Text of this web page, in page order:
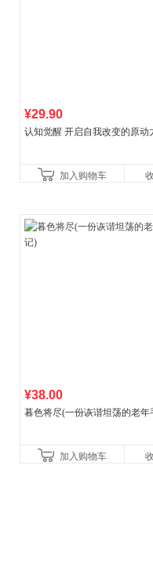
¥29.90
认知觉醒 开启自我改变的原动
加入购物车
¥38.00
暮色将尽(一份诙谐坦荡的老年
加入购物车